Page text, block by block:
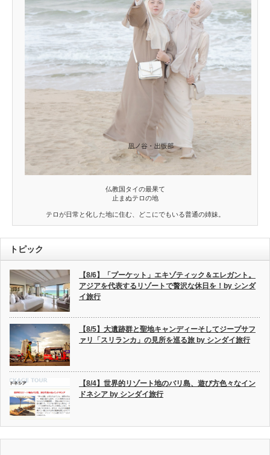
仏教国タイの最果て
止まぬテロの地
テロが日常と化した地に住む、どこにでもいる普通の姉妹。
トピック
【8/6】「プーケット」エキゾティック＆エレガント。
アジアを代表するリゾートで贅沢な休日を！by シンダ
イ旅行
【8/5】大遺跡群と聖地キャンディーそしてジープサフ
ァリ「スリランカ」の見所を巡る旅 by シンダイ旅行
【8/4】世界的リゾート地のバリ島、遊び方色々なイン
ドネシア by シンダイ旅行